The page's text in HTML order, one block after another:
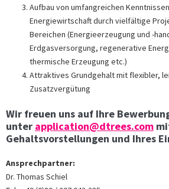
Aufbau von umfangreichen
Energiewirtschaft durch vielfältige
Bereichen (Energieerzeugung und -
Erdgasversorgung, regenerative
thermische Erzeugung etc.)
Attraktives Grundgehalt mit flexibler,
Zusatzvergütung
Wir freuen uns auf Ihre
unter application@dtrees.com
Gehaltsvorstellungen und Ihres
Ansprechpartner:
Dr. Thomas Schiel